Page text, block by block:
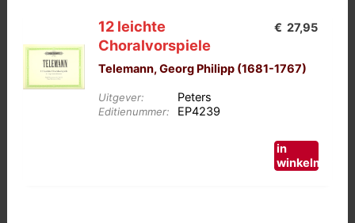
12 leichte
Choralvorspiele
Telemann, Georg Philipp (1681-1767)
Uitgever: Peters
Editienummer: EP4239
€ 27,95
in
winkelmand